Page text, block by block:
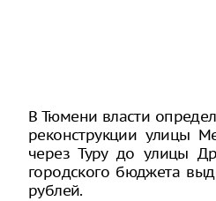
В Тюмени власти
реконструкции улицы
через Туру до улицы
городского бюджета
рублей.